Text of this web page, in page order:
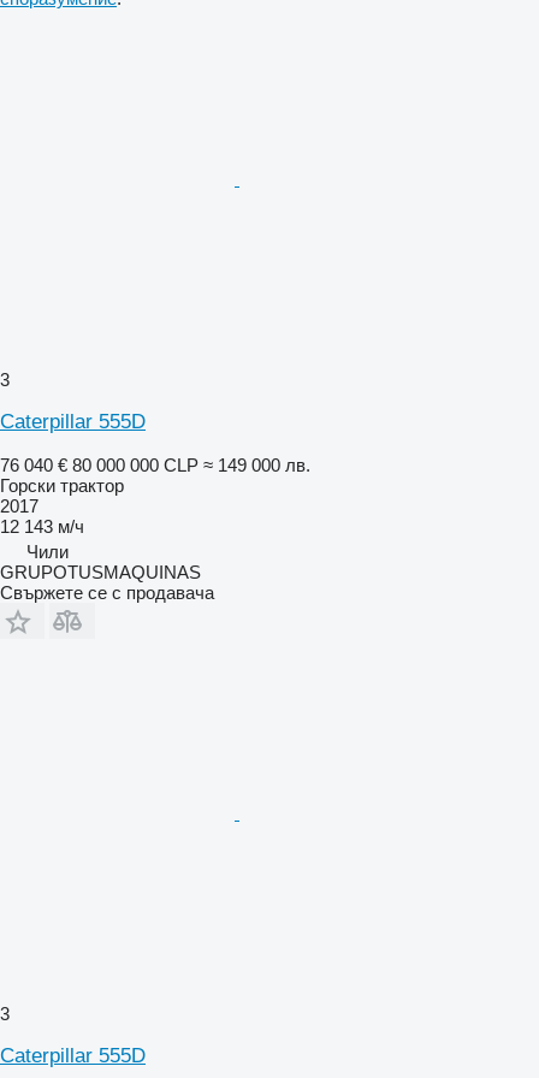
3
Caterpillar 555D
76 040 € 80 000 000 CLP ≈ 149 000 лв.
Горски трактор
2017
12 143 м/ч
Чили
GRUPOTUSMAQUINAS
Свържете се с продавача
3
Caterpillar 555D